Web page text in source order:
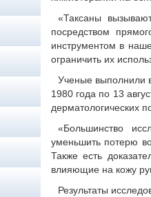
«Таксаны
посредством
инструментом в
ограничить их
Ученые выполнили
1980 года по 13
дерматологических
«Большинство
уменьшить потерю
Также есть
влияющие на кожу
Результаты